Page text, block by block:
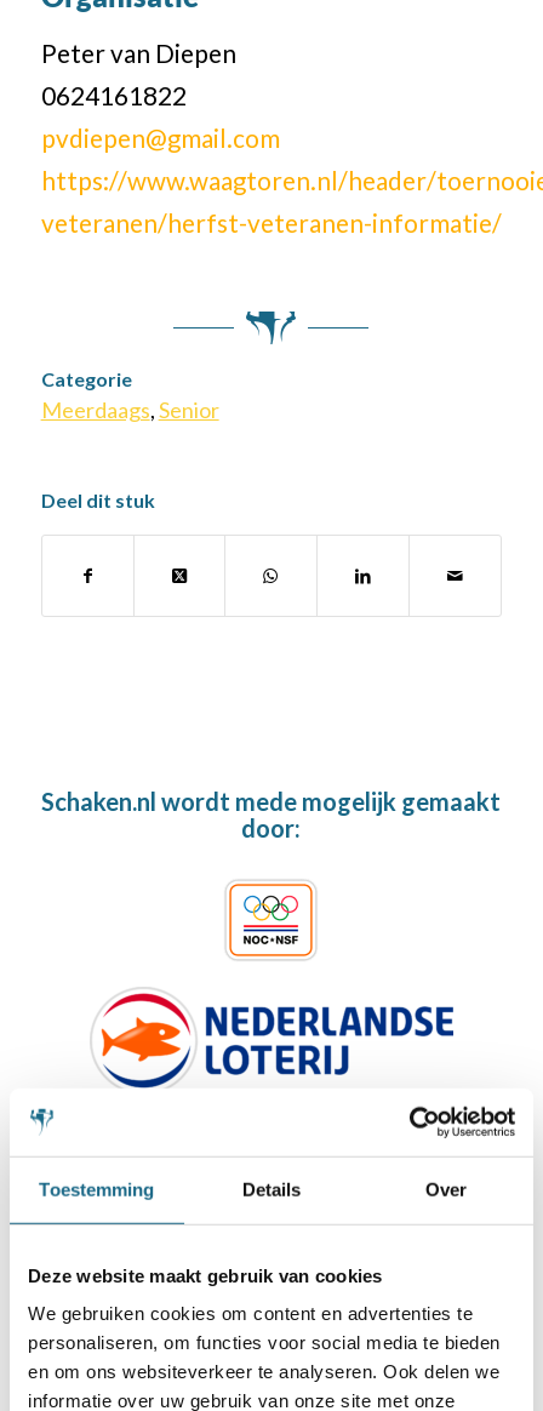
Toestemming Details Over
Deze website maakt gebruik van cookies
We gebruiken cookies om content en advertenties te
personaliseren, om functies voor social media te bieden
en om ons websiteverkeer te analyseren. Ook delen we
informatie over uw gebruik van onze site met onze
Peter van Diepen
0624161822
pvdiepen@gmail.com
https://www.waagtoren.nl/header/
veteranen/herfst-veteranen-informatie/
Categorie
Meerdaags,Senior
Deel dit stuk
Schaken.nl wordt mede mogelijk gemaakt
door: